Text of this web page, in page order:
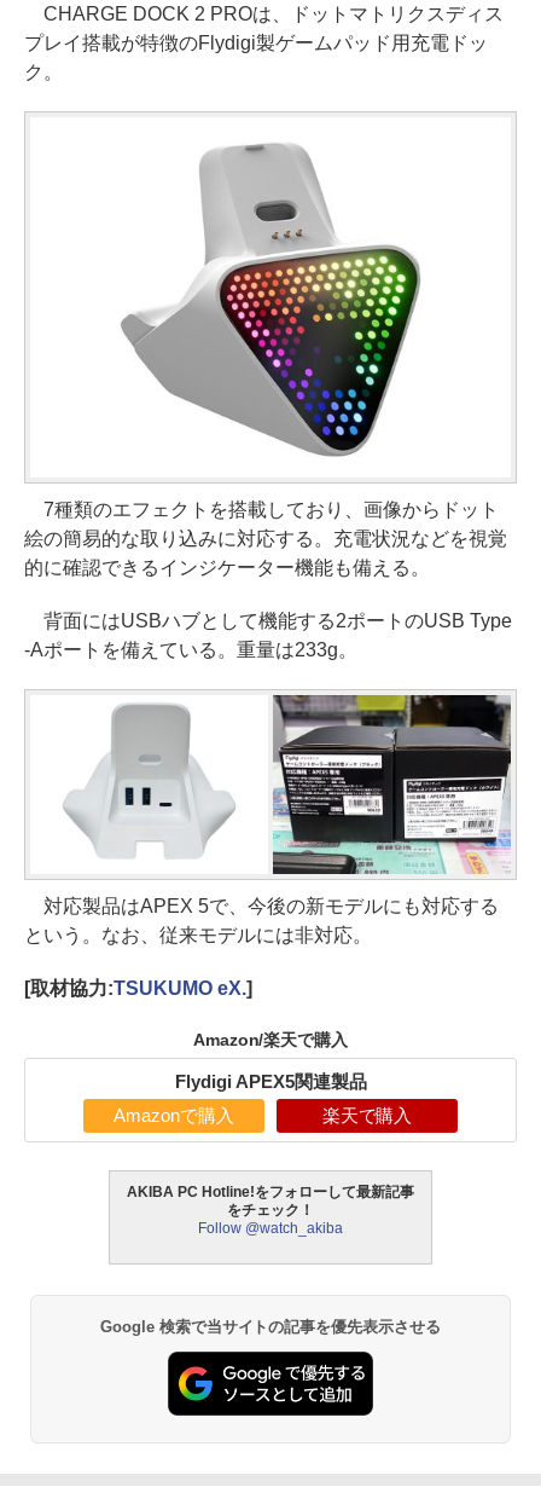
CHARGE DOCK 2 PROは、ドットマトリクスディス
プレイ搭載が特徴のFlydigi製ゲームパッド用充電ドッ
ク。
7種類のエフェクトを搭載しており、画像からドット
絵の簡易的な取り込みに対応する。充電状況などを視覚
的に確認できるインジケーター機能も備える。
背面にはUSBハブとして機能する2ポートのUSB Type
-Aポートを備えている。重量は233g。
対応製品はAPEX 5で、今後の新モデルにも対応する
という。なお、従来モデルには非対応。
[取材協力:TSUKUMO eX.]
Amazon/楽天で購入
Flydigi APEX5関連製品
Amazonで購入 楽天で購入
AKIBA PC Hotline!をフォローして最新記事
をチェック！
Follow @watch_akiba
Google 検索で当サイトの記事を優先表示させる